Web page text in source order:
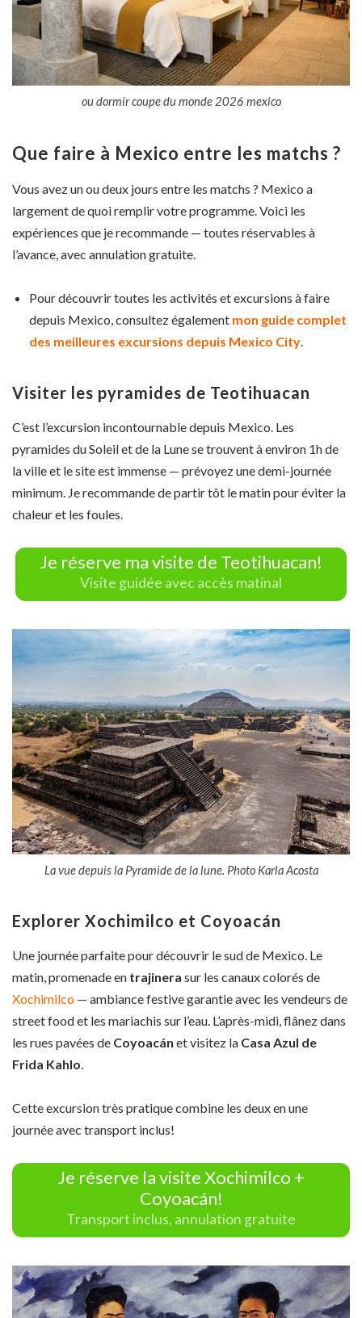
ou dormir coupe du monde 2026 mexico
Que faire à Mexico entre les matchs ?
Vous avez un ou deux jours entre les matchs ? Mexico a
largement de quoi remplir votre programme. Voici les
expériences que je recommande — toutes réservables à
l’avance, avec annulation gratuite.
Pour découvrir toutes les activités et excursions à faire
depuis Mexico, consultez également mon guide complet
des meilleures excursions depuis Mexico City.
Visiter les pyramides de Teotihuacan
C’est l’excursion incontournable depuis Mexico. Les
pyramides du Soleil et de la Lune se trouvent à environ 1h de
la ville et le site est immense — prévoyez une demi-journée
minimum. Je recommande de partir tôt le matin pour éviter la
chaleur et les foules.
Je réserve ma visite de Teotihuacan!
Visite guidée avec accès matinal
La vue depuis la Pyramide de la lune. Photo Karla Acosta
Explorer Xochimilco et Coyoacán
Une journée parfaite pour découvrir le sud de Mexico. Le
matin, promenade en trajinera sur les canaux colorés de
Xochimilco — ambiance festive garantie avec les vendeurs de
street food et les mariachis sur l’eau. L’après-midi, flânez dans
les rues pavées de Coyoacán et visitez la Casa Azul de
Frida Kahlo.
Cette excursion très pratique combine les deux en une
journée avec transport inclus!
Je réserve la visite Xochimilco +
Coyoacán!
Transport inclus, annulation gratuite